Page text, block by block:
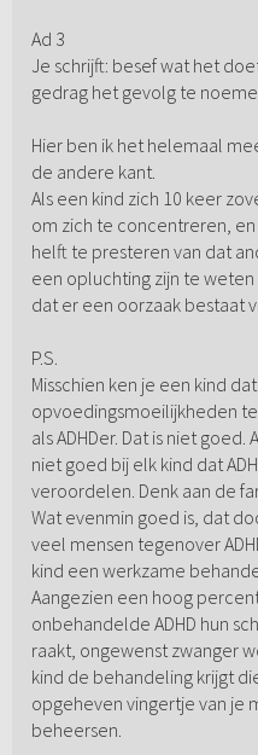
Ad 3
Je schrijft: besef wat het
gedrag het gevolg te
Hier ben ik het helemaal
de andere kant.
Als een kind zich 10 keer
om zich te concentreren,
helft te presteren van dat
een opluchting zijn te
dat er een oorzaak bestaat
P.S.
Misschien ken je een kind
opvoedingsmoeilijkheden
als ADHDer. Dat is niet
niet goed bij elk kind dat
veroordelen. Denk aan de
Wat evenmin goed is, dat
veel mensen tegenover
kind een werkzame
Aangezien een hoog
onbehandelde ADHD hun
raakt, ongewenst zwanger
kind de behandeling krijgt
opgeheven vingertje van je
beheersen.